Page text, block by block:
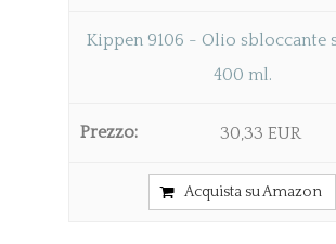
Kippen 9106 - Olio sbloccante
400 ml.
30,33 EUR
Acquista su Amazon